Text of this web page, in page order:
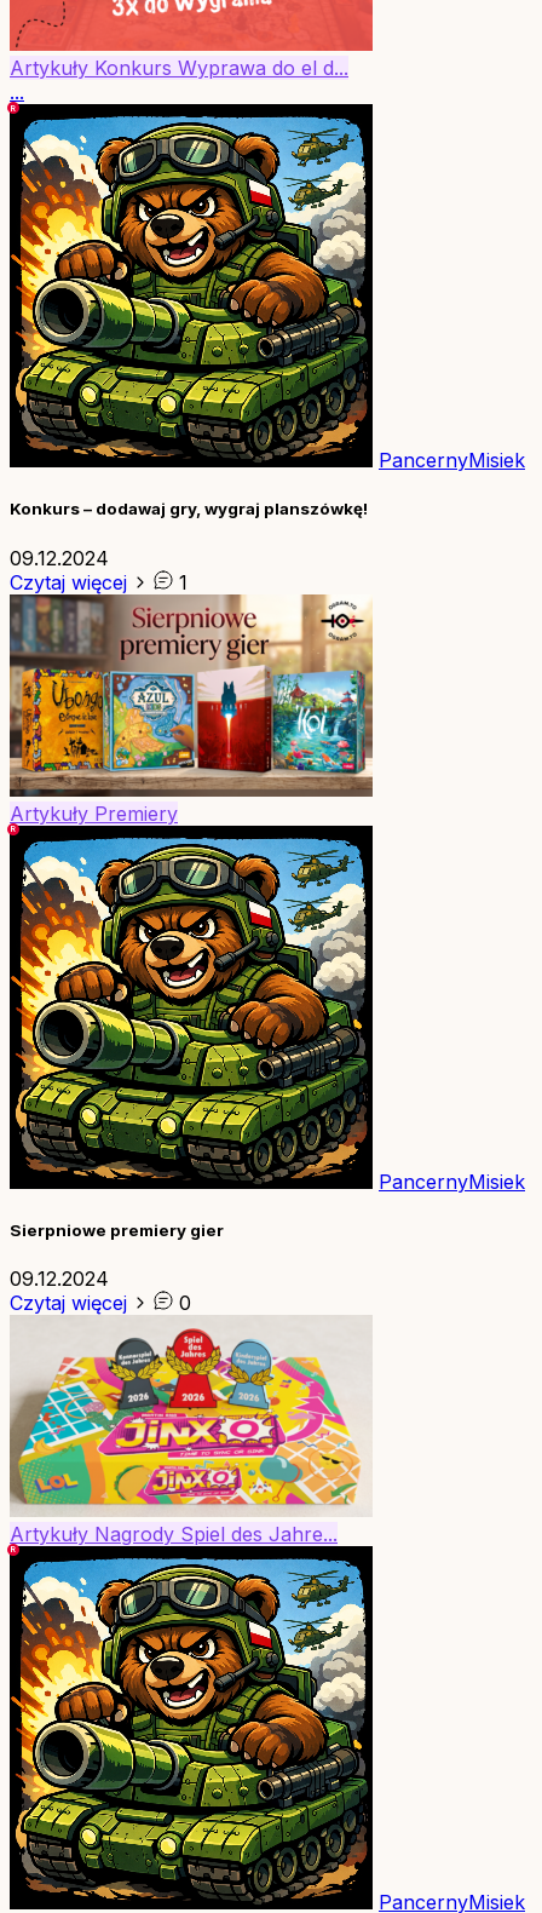
Artykuły Konkurs Wyprawa do el d...
...
PancernyMisiek
Konkurs – dodawaj gry, wygraj planszówkę!
09.12.2024
Czytaj więcej
1
Artykuły Premiery
PancernyMisiek
Sierpniowe premiery gier
09.12.2024
Czytaj więcej
0
Artykuły Nagrody Spiel des Jahre...
PancernyMisiek